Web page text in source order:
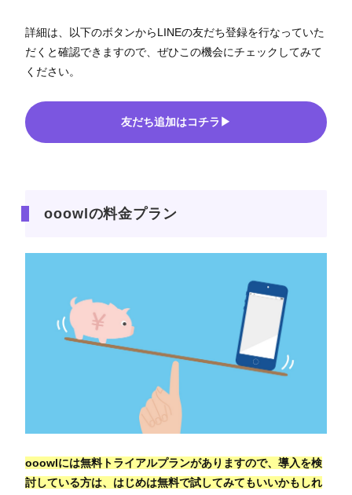
詳細は、以下のボタンからLINEの友だち登録を行なっていた
だくと確認できますので、ぜひこの機会にチェックしてみて
ください。
友だち追加はコチラ▶
ooowlの料金プラン
ooowlには無料トライアルプランがありますので、導入を検
討している方は、はじめは無料で試してみてもいいかもしれ